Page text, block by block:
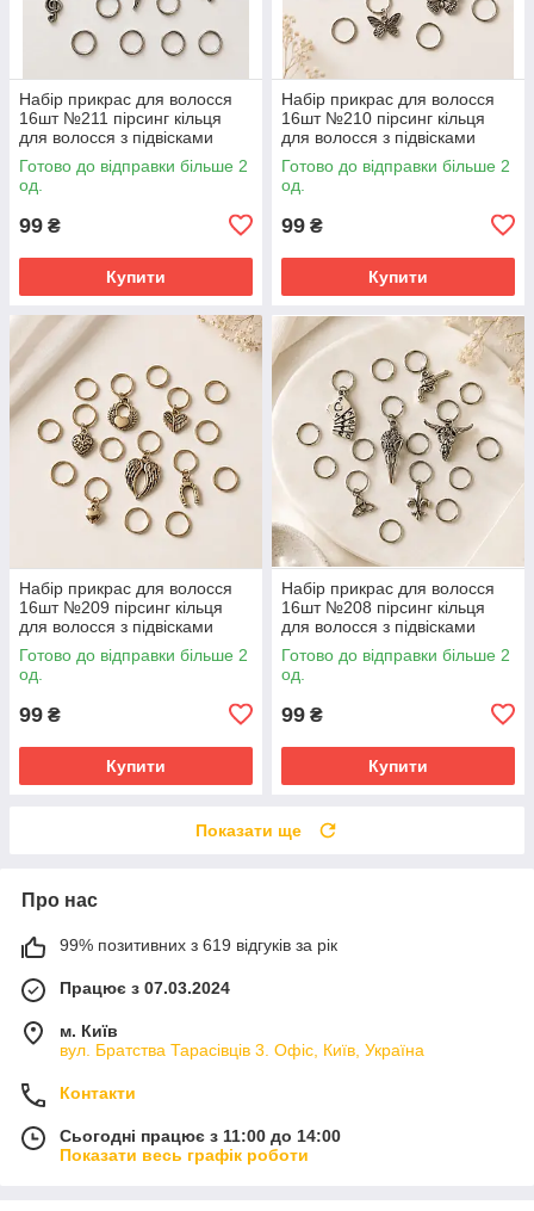
Набір прикрас для волосся
16шт №211 пірсинг кільця
для волосся з підвісками
Готово до відправки більше 2
од.
99 ₴
Купити
Набір прикрас для волосся
16шт №210 пірсинг кільця
для волосся з підвісками
Готово до відправки більше 2
од.
99 ₴
Купити
Набір прикрас для волосся
16шт №209 пірсинг кільця
для волосся з підвісками
Готово до відправки більше 2
од.
99 ₴
Купити
Набір прикрас для волосся
16шт №208 пірсинг кільця
для волосся з підвісками
Готово до відправки більше 2
од.
99 ₴
Купити
Показати ще
Про нас
99% позитивних з 619 відгуків за рік
Працює з 07.03.2024
м. Київ
вул. Братства Тарасівців 3. Офіс, Київ, Україна
Контакти
Сьогодні працює з 11:00 до 14:00
Показати весь графік роботи